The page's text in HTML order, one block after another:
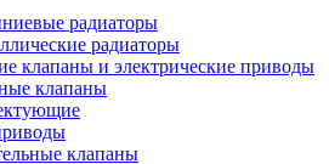
радиаторы
радиаторы
клапаны и электрические приводы
клапаны
клапаны